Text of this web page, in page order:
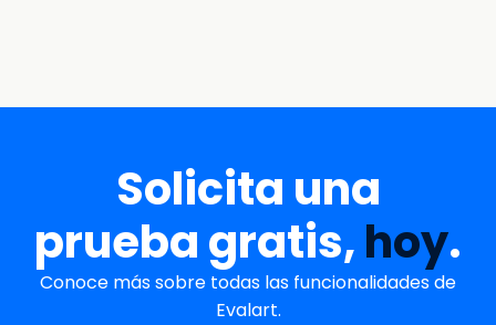
Solicita una
prueba gratis,hoy.
Conoce más sobre todas las funcionalidades de
Evalart.